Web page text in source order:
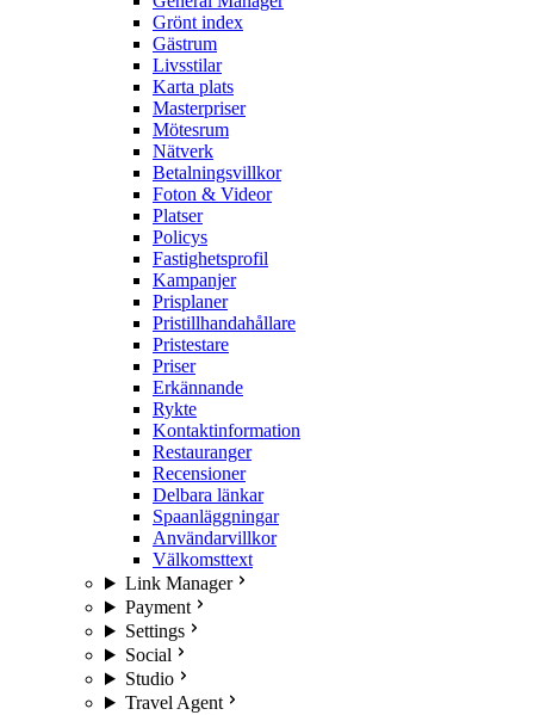
Grönt index
Gästrum
Livsstilar
Karta plats
Masterpriser
Mötesrum
Nätverk
Betalningsvillkor
Foton & Videor
Platser
Policys
Fastighetsprofil
Kampanjer
Prisplaner
Pristillhandahållare
Pristestare
Priser
Erkännande
Rykte
Kontaktinformation
Restauranger
Recensioner
Delbara länkar
Spaanläggningar
Användarvillkor
Välkomsttext
Link Manager
Payment
Settings
Social
Studio
Travel Agent